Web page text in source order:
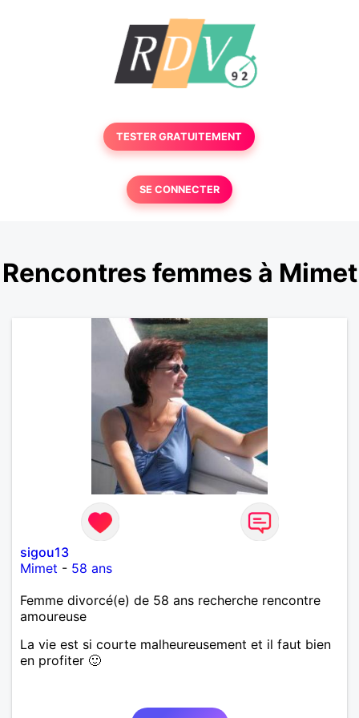
TESTER GRATUITEMENT
SE CONNECTER
Rencontres femmes à Mimet
sigou13
Mimet - 58 ans
Femme divorcé(e) de 58 ans recherche rencontre
amoureuse
La vie est si courte malheureusement et il faut bien
en profiter 🙂